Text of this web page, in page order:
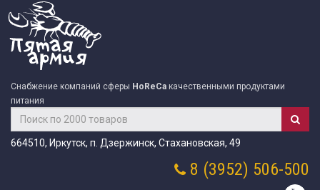
Снабжение компаний сферы HoReCa качественными продуктами
питания
664510, Иркутск, п. Дзержинск, Стахановская, 49
8 (3952) 506-500